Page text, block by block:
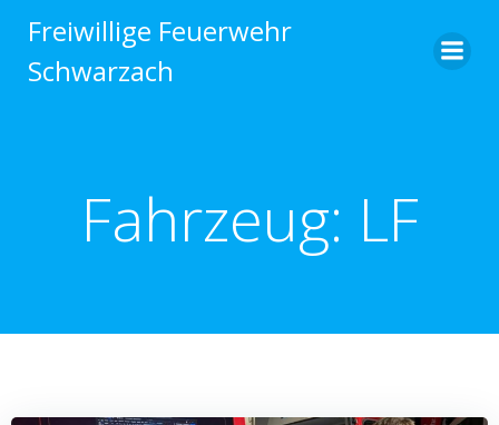
Inhalt
Freiwillige Feuerwehr
Schwarzach
Fahrzeug: LF